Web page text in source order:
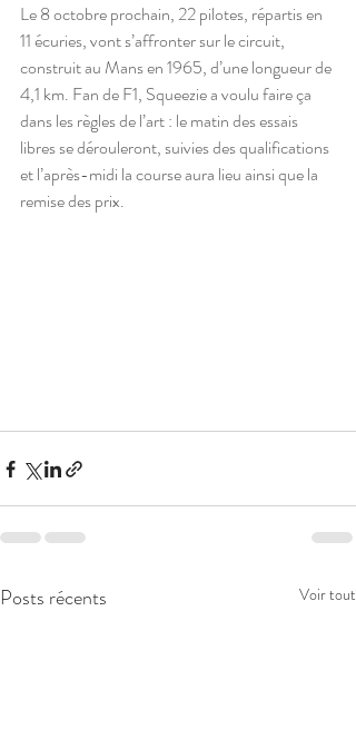
Le 8 octobre prochain, 22 pilotes, répartis en
11 écuries, vont s’affronter sur le circuit,
construit au Mans en 1965, d’une longueur de
4,1 km. Fan de F1, Squeezie a voulu faire ça
dans les règles de l’art : le matin des essais
libres se dérouleront, suivies des qualifications
et l’après-midi la course aura lieu ainsi que la
remise des prix.
Posts récents Voir tout